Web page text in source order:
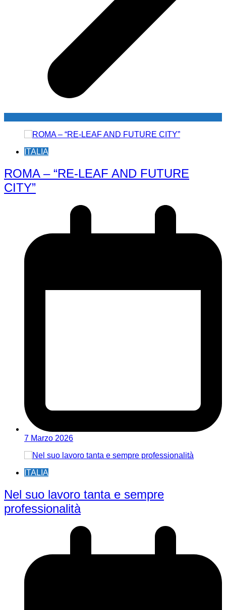
ITALIA
ROMA – “RE-LEAF AND FUTURE
CITY”
7 Marzo 2026
ITALIA
Nel suo lavoro tanta e sempre
professionalità